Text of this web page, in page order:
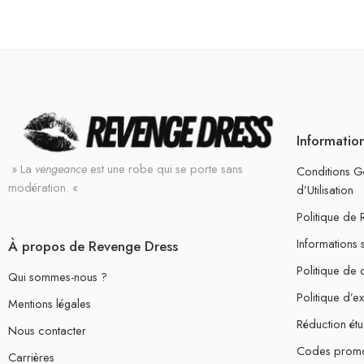
» La vengeance est une robe qui se porte sans
modération. «
À propos de Revenge Dress
Qui sommes-nous ?
Mentions légales
Nous contacter
Carrières
Conditions
d’Utilisation
Politique de
Informations
Politique de
Politique
Réduction
Codes